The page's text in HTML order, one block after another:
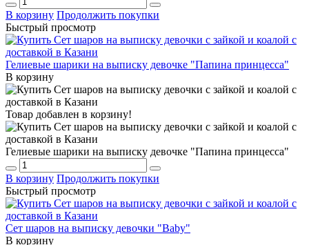
В корзину Продолжить покупки
Быстрый просмотр
Гелиевые шарики на выписку девочке "Папина принцесса"
В корзину
Товар добавлен в корзину!
Гелиевые шарики на выписку девочке "Папина принцесса"
В корзину Продолжить покупки
Быстрый просмотр
Сет шаров на выписку девочки "Baby"
В корзину